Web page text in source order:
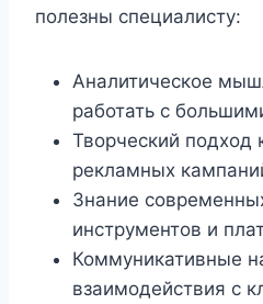
полезны специалисту:
Аналитическое
работать с
Творческий подход
рекламных
Знание
инструментов и
Коммуникативные
взаимодействия с